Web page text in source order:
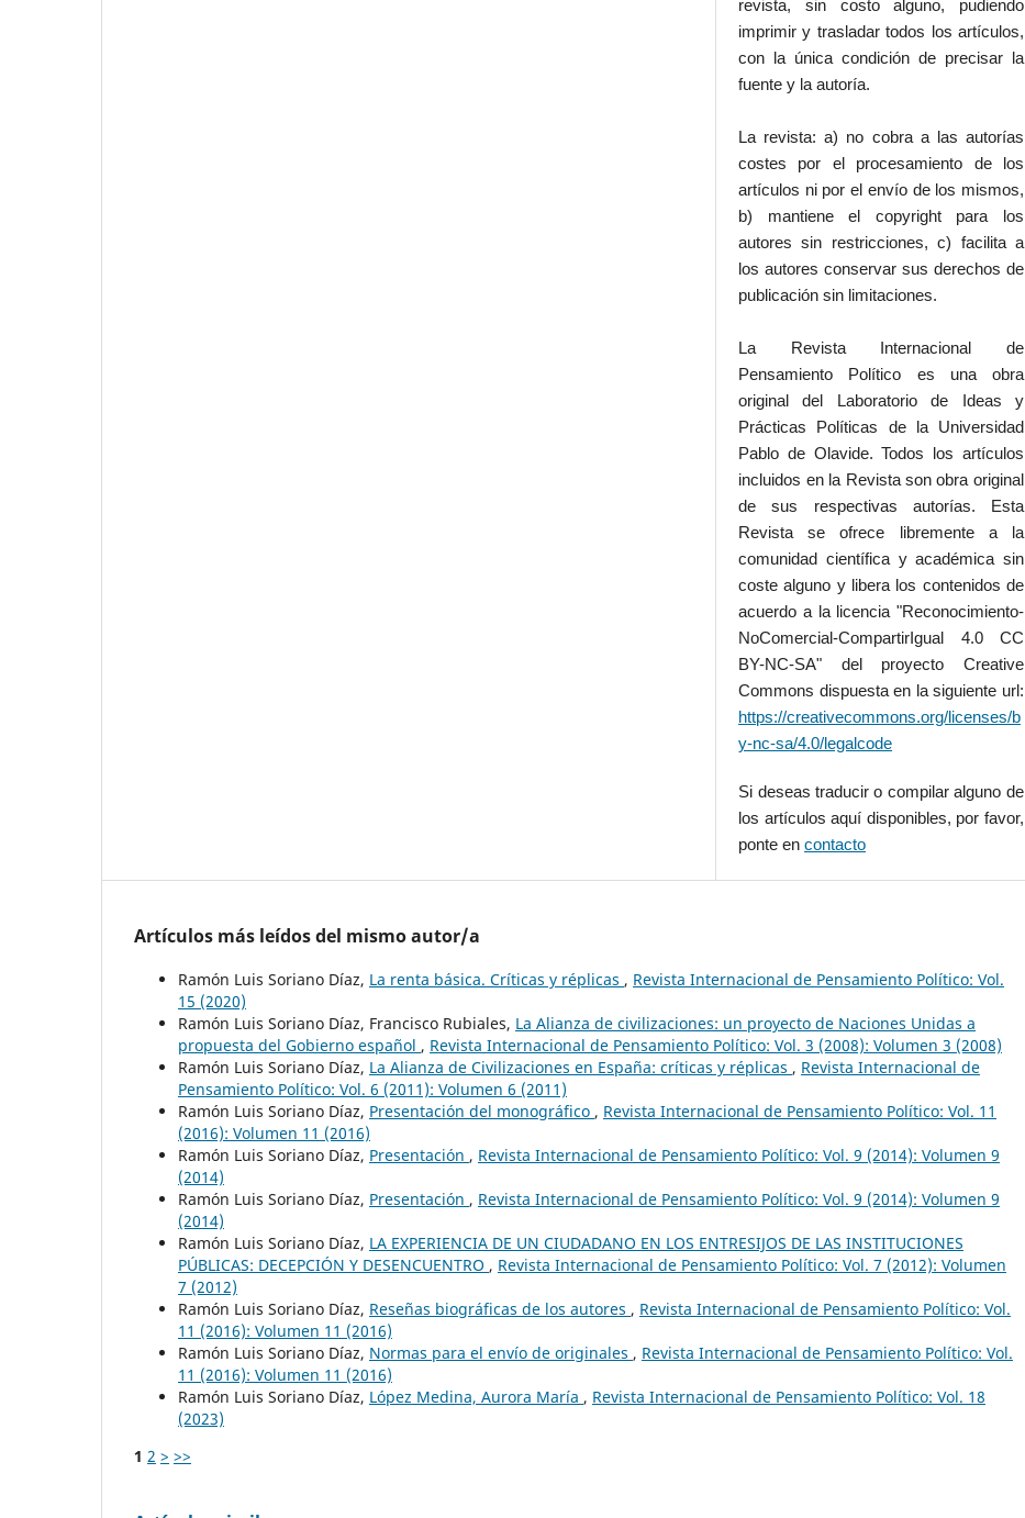
revista, sin costo alguno, pudiendo
imprimir y trasladar todos los artículos,
con la única condición de precisar la
fuente y la autoría.
La revista: a) no cobra a las autorías
costes por el procesamiento de los
artículos ni por el envío de los mismos,
b) mantiene el copyright para los
autores sin restricciones, c) facilita a
los autores conservar sus derechos de
publicación sin limitaciones.
La Revista Internacional de
Pensamiento Político es una obra
original del Laboratorio de Ideas y
Prácticas Políticas de la Universidad
Pablo de Olavide. Todos los artículos
incluidos en la Revista son obra original
de sus respectivas autorías. Esta
Revista se ofrece libremente a la
comunidad científica y académica sin
coste alguno y libera los contenidos de
acuerdo a la licencia "Reconocimiento-
NoComercial-CompartirIgual 4.0 CC
BY-NC-SA" del proyecto Creative
Commons dispuesta en la siguiente url:
https://creativecommons.org/licenses/b
y-nc-sa/4.0/legalcode
Si deseas traducir o compilar alguno de
los artículos aquí disponibles, por favor,
ponte encontacto
Artículos más leídos del mismo autor/a
Ramón Luis Soriano Díaz, La renta básica. Críticas y réplicas , Revista Internacional de Pensamiento Político: Vol.
15 (2020)
Ramón Luis Soriano Díaz, Francisco Rubiales, La Alianza de civilizaciones: un proyecto de Naciones Unidas a
propuesta del Gobierno español , Revista Internacional de Pensamiento Político: Vol. 3 (2008): Volumen 3 (2008)
Ramón Luis Soriano Díaz, La Alianza de Civilizaciones en España: críticas y réplicas , Revista Internacional de
Pensamiento Político: Vol. 6 (2011): Volumen 6 (2011)
Ramón Luis Soriano Díaz, Presentación del monográfico , Revista Internacional de Pensamiento Político: Vol. 11
(2016): Volumen 11 (2016)
Ramón Luis Soriano Díaz, Presentación , Revista Internacional de Pensamiento Político: Vol. 9 (2014): Volumen 9
(2014)
Ramón Luis Soriano Díaz, Presentación , Revista Internacional de Pensamiento Político: Vol. 9 (2014): Volumen 9
(2014)
Ramón Luis Soriano Díaz, LA EXPERIENCIA DE UN CIUDADANO EN LOS ENTRESIJOS DE LAS INSTITUCIONES
PÚBLICAS: DECEPCIÓN Y DESENCUENTRO , Revista Internacional de Pensamiento Político: Vol. 7 (2012): Volumen
7 (2012)
Ramón Luis Soriano Díaz, Reseñas biográficas de los autores , Revista Internacional de Pensamiento Político: Vol.
11 (2016): Volumen 11 (2016)
Ramón Luis Soriano Díaz, Normas para el envío de originales , Revista Internacional de Pensamiento Político: Vol.
11 (2016): Volumen 11 (2016)
Ramón Luis Soriano Díaz, López Medina, Aurora María , Revista Internacional de Pensamiento Político: Vol. 18
(2023)
1 2 > >>